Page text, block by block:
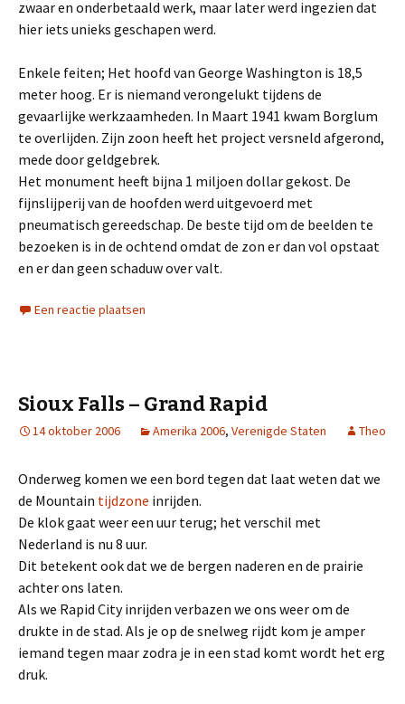
zwaar en onderbetaald werk, maar later werd ingezien dat
hier iets unieks geschapen werd.
Enkele feiten; Het hoofd van George Washington is 18,5
meter hoog. Er is niemand verongelukt tijdens de
gevaarlijke werkzaamheden. In Maart 1941 kwam Borglum
te overlijden. Zijn zoon heeft het project versneld afgerond,
mede door geldgebrek.
Het monument heeft bijna 1 miljoen dollar gekost. De
fijnslijperij van de hoofden werd uitgevoerd met
pneumatisch gereedschap. De beste tijd om de beelden te
bezoeken is in de ochtend omdat de zon er dan vol opstaat
en er dan geen schaduw over valt.
Een reactie plaatsen
Sioux Falls – Grand Rapid
14 oktober 2006 Amerika 2006, Verenigde Staten Theo
Onderweg komen we een bord tegen dat laat weten dat we
de Mountain tijdzone inrijden.
De klok gaat weer een uur terug; het verschil met
Nederland is nu 8 uur.
Dit betekent ook dat we de bergen naderen en de prairie
achter ons laten.
Als we Rapid City inrijden verbazen we ons weer om de
drukte in de stad. Als je op de snelweg rijdt kom je amper
iemand tegen maar zodra je in een stad komt wordt het erg
druk.